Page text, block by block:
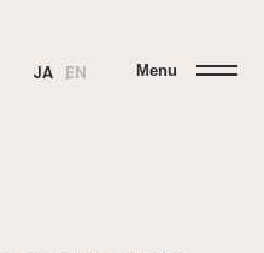
JA EN Menu